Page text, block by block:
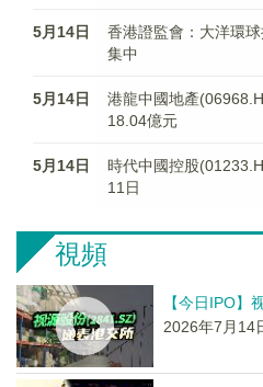
5月14日
香港證監會：大洋環
集中
5月14日
港龍中國地產
18.04億元
5月14日
時代中國控股
11日
視頻
【今日IPO】
2026年7月14